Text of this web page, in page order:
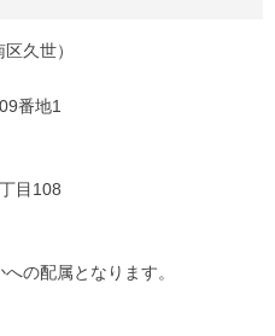
久世）
番地1
目108
の配属となります。